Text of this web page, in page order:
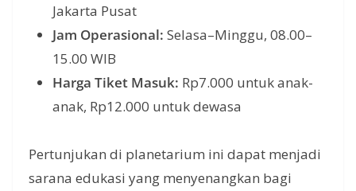
Jakarta Pusat
Jam Operasional: Selasa–Minggu, 08.00–
15.00 WIB
Harga Tiket Masuk: Rp7.000 untuk anak-
anak, Rp12.000 untuk dewasa
Pertunjukan di planetarium ini dapat menjadi
sarana edukasi yang menyenangkan bagi